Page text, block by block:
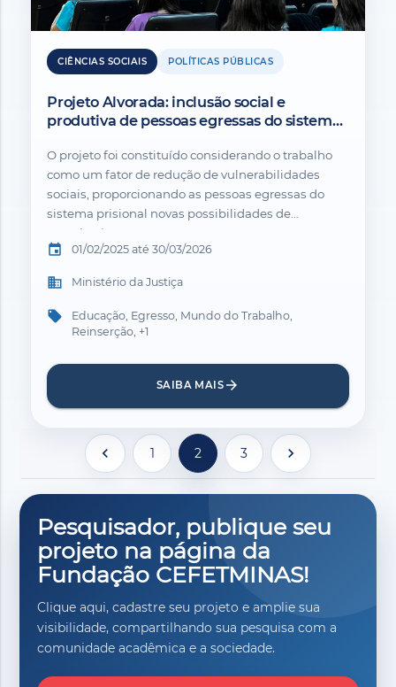
CIÊNCIAS SOCIAIS POLÍTICAS PÚBLICAS
Projeto Alvorada: inclusão social e
produtiva de pessoas egressas do sistema
O projeto foi constituído considerando o trabalho
como um fator de redução de vulnerabilidades
sociais, proporcionando as pessoas egressas do
sistema prisional novas possibilidades de
reconhecimento,...
event 01/02/2025 até 30/03/2026
business Ministério da Justiça
local_offer
Educação, Egresso, Mundo do Trabalho,
Reinserção, +1
SAIBA MAIS arrow_forward
chevron_left 1 2 3 chevron_right
Pesquisador, publique seu
projeto na página da
Fundação CEFETMINAS!
Clique aqui, cadastre seu projeto e amplie sua
visibilidade, compartilhando sua pesquisa com a
comunidade acadêmica e a sociedade.